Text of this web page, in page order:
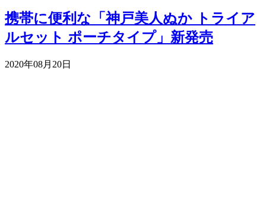
携帯に便利な「神戸美人ぬか トライア
ルセット ポーチタイプ」新発売
2020年08月20日